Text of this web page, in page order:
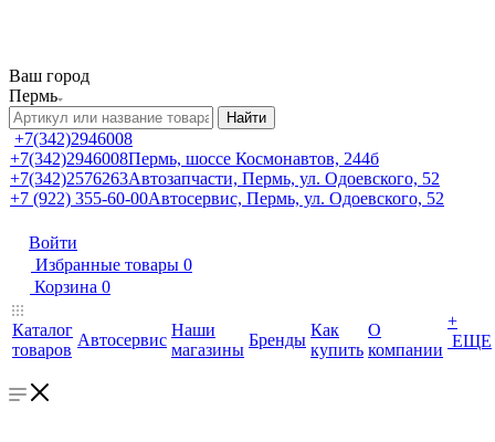
Ваш город
Пермь
Найти
+7(342)2946008
+7(342)2946008Пермь, шоссе Космонавтов, 244б
+7(342)2576263Автозапчасти, Пермь, ул. Одоевского, 52
+7 (922) 355-60-00Автосервис, Пермь, ул. Одоевского, 52
Войти
Избранные товары 0
Корзина 0
Каталог
товаров
Автосервис
Наши
магазины
Бренды
Как
купить
О
компании
+
ЕЩЕ